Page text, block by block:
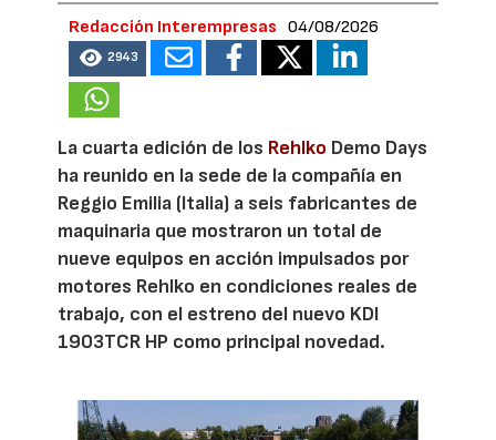
Redacción Interempresas 04/08/2026
2943
La cuarta edición de los Rehlko Demo Days
ha reunido en la sede de la compañía en
Reggio Emilia (Italia) a seis fabricantes de
maquinaria que mostraron un total de
nueve equipos en acción impulsados por
motores Rehlko en condiciones reales de
trabajo, con el estreno del nuevo KDI
1903TCR HP como principal novedad.